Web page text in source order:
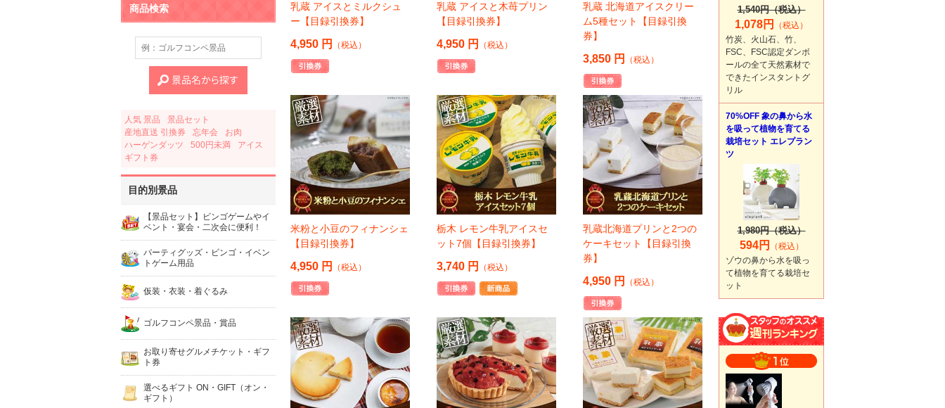
商品検索
人気 景品
景品セット
産地直送 引換券
忘年会
お肉
ハーゲンダッツ
500円未満
アイス
ギフト券
目的別景品
【景品セット】ビンゴゲームやイ
ベント・宴会・二次会に便利！
パーティグッズ・ビンゴ・イベン
トゲーム用品
仮装・衣装・着ぐるみ
ゴルフコンペ景品・賞品
お取り寄せグルメチケット・ギフ
ト券
選べるギフト ON・GIFT（オン・
ギフト）
乳蔵 アイスとミルクシュ
ー【目録引換券】
4,950 円 （税込）
乳蔵 アイスと木苺プリン
【目録引換券】
4,950 円 （税込）
乳蔵 北海道アイスクリー
ム5種セット【目録引換
券】
3,850 円 （税込）
米粉と小豆のフィナンシェ
【目録引換券】
4,950 円 （税込）
栃木 レモン牛乳アイスセ
ット7個【目録引換券】
3,740 円 （税込）
乳蔵北海道プリンと2つの
ケーキセット【目録引換
券】
4,950 円 （税込）
1,540円（税込）
1,078円
（税込）
竹炭、火山石、竹、
FSC、FSC認定ダンボ
ールの全て天然素材で
できたインスタントグ
リル
70%OFF 象の鼻から水
を吸って植物を育てる
栽培セット エレプラン
ツ
1,980円（税込）
594円
（税込）
ゾウの鼻から水を吸っ
て植物を育てる栽培セ
ット